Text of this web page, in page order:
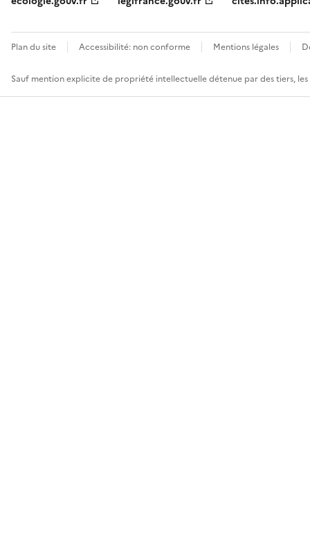
Plan du site Accessibilité: non conforme Mentions légales
Sauf mention explicite de propriété intellectuelle détenue par des tiers,